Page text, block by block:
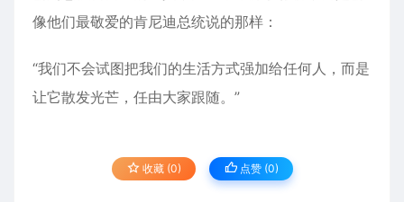
像他们最敬爱的肯尼迪总统说的那样：
“我们不会试图把我们的生活方式强加给任何人，而是
让它散发光芒，任由大家跟随。”
收藏 (0) 点赞 (0)